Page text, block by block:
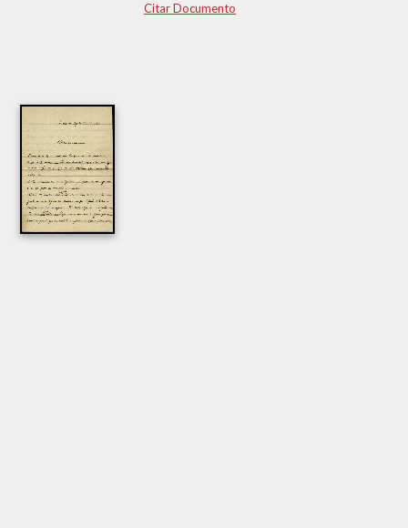
Citar Documento